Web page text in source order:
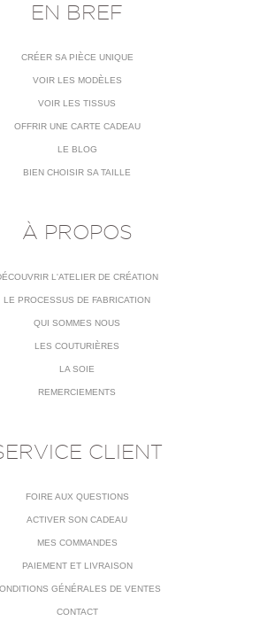
EN BREF
CRÉER SA PIÈCE UNIQUE
VOIR LES MODÈLES
VOIR LES TISSUS
OFFRIR UNE CARTE CADEAU
LE BLOG
BIEN CHOISIR SA TAILLE
À PROPOS
L'ATELIER DE CRÉATION
LE PROCESSUS DE FABRICATION
QUI SOMMES NOUS
LES COUTURIÈRES
LA SOIE
REMERCIEMENTS
CLIENT
FOIRE AUX QUESTIONS
ACTIVER SON CADEAU
MES COMMANDES
PAIEMENT ET LIVRAISON
GÉNÉRALES DE VENTES
CONTACT